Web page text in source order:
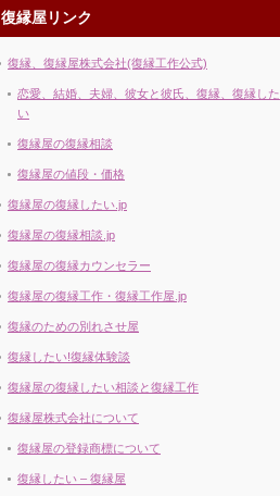
復縁屋リンク
復縁、復縁屋株式会社(復縁工作公式)
恋愛、結婚、夫婦、彼女と彼氏、復縁、復縁した
い
復縁屋の復縁相談
復縁屋の値段・価格
復縁屋の復縁したい.jp
復縁屋の復縁相談.jp
復縁屋の復縁カウンセラー
復縁屋の復縁工作・復縁工作屋.jp
復縁のための別れさせ屋
復縁したい!復縁体験談
復縁屋の復縁したい相談と復縁工作
復縁屋株式会社について
復縁屋の登録商標について
復縁したい – 復縁屋